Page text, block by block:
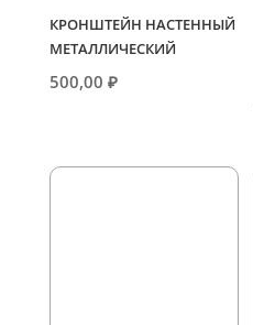
КРОНШТЕЙН НАСТЕННЫЙ
МЕТАЛЛИЧЕСКИЙ
500,00 ₽